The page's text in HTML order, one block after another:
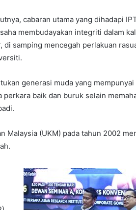
cabaran utama yang dihadapi
membudayakan integriti dalam
di samping mencegah perlakuan
generasi muda yang mempunyai
baik dan buruk selain
Malaysia (UKM) pada tahun 2002